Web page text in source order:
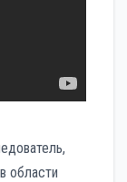
области